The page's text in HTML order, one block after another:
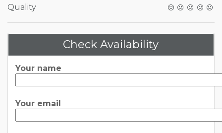
Quality
Check Availability
Your name
Your email